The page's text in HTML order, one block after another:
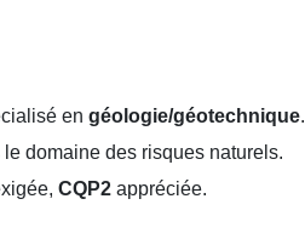
en géologie/géotechnique.
domaine des risques naturels.
CQP2appréciée.